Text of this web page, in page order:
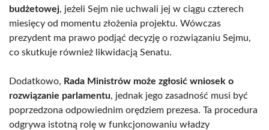
budżetowej, jeżeli Sejm nie uchwali jej w ciągu czterech
miesięcy od momentu złożenia projektu. Wówczas
prezydent ma prawo podjąć decyzję o rozwiązaniu Sejmu,
co skutkuje również likwidacją Senatu.
Dodatkowo, Rada Ministrów może zgłosić wniosek o
rozwiązanie parlamentu, jednak jego zasadność musi być
poprzedzona odpowiednim orędziem prezesa. Ta procedura
odgrywa istotną rolę w funkcjonowaniu władzy